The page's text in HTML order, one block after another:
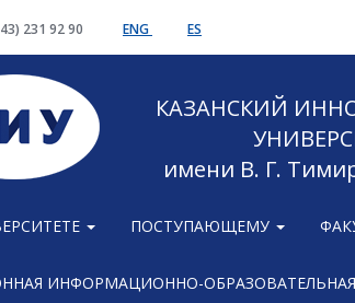
231 92 90 ENG ES
КАЗАНСКИЙ
имени В. Г.
ПОСТУПАЮЩЕМУ
ИНФОРМАЦИОННО-